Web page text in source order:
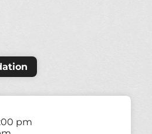
pm